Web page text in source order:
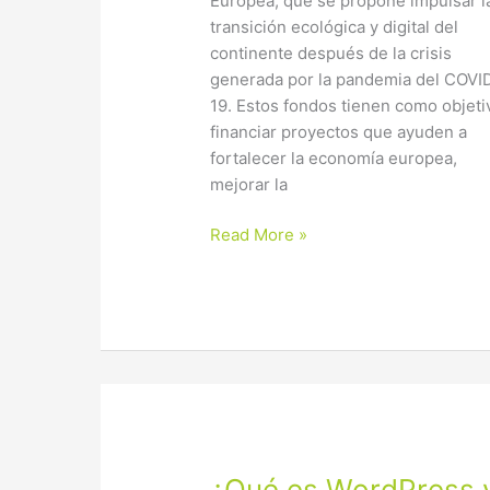
transición ecológica y digital del
continente después de la crisis
generada por la pandemia del
19. Estos fondos tienen como
financiar proyectos que ayuden a
fortalecer la economía europea,
mejorar la
Read More »
¿Qué